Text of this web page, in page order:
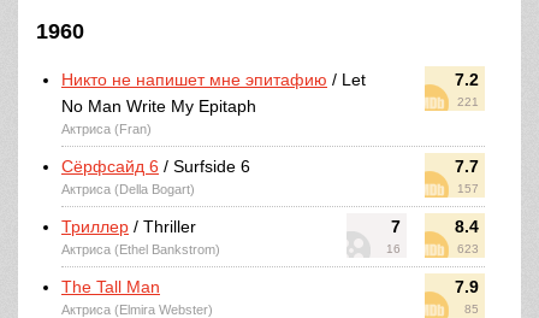
1960
7.2
221
Никто не напишет мне эпитафию / Let
No Man Write My Epitaph
Актриса (Fran)
7.7
157
Сёрфсайд 6 / Surfside 6
Актриса (Della Bogart)
7
16
8.4
623
Триллер / Thriller
Актриса (Ethel Bankstrom)
7.9
85
The Tall Man
Актриса (Elmira Webster)